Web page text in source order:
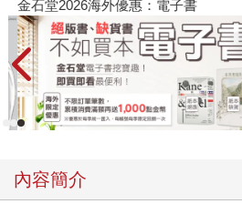
金石堂2026海外優惠：電子書
內容簡介